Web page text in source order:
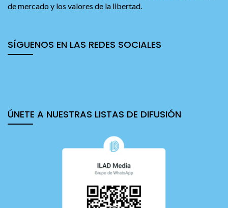
de mercado y los valores de la libertad.
SÍGUENOS EN LAS REDES SOCIALES
ÚNETE A NUESTRAS LISTAS DE DIFUSIÓN